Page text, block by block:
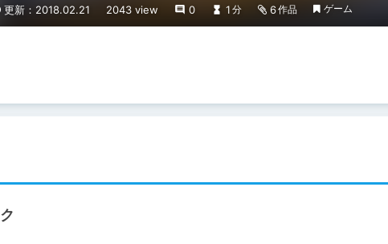
更新：2018.02.21 2043 view 0 1 分 6作品 ゲーム